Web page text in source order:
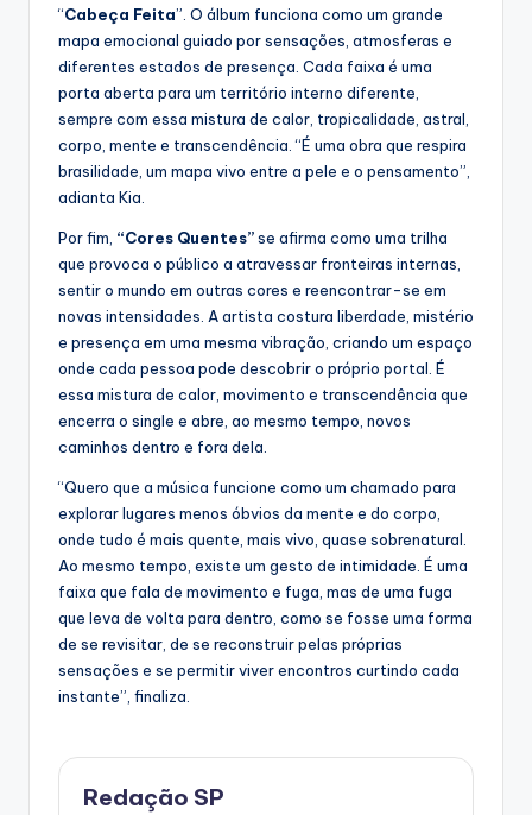
“Cabeça Feita”. O álbum funciona como um grande
mapa emocional guiado por sensações, atmosferas e
diferentes estados de presença. Cada faixa é uma
porta aberta para um território interno diferente,
sempre com essa mistura de calor, tropicalidade, astral,
corpo, mente e transcendência. “É uma obra que respira
brasilidade, um mapa vivo entre a pele e o pensamento”,
adianta Kia.
Por fim, “Cores Quentes”se afirma como uma trilha
que provoca o público a atravessar fronteiras internas,
sentir o mundo em outras cores e reencontrar-se em
novas intensidades. A artista costura liberdade, mistério
e presença em uma mesma vibração, criando um espaço
onde cada pessoa pode descobrir o próprio portal. É
essa mistura de calor, movimento e transcendência que
encerra o single e abre, ao mesmo tempo, novos
caminhos dentro e fora dela.
“Quero que a música funcione como um chamado para
explorar lugares menos óbvios da mente e do corpo,
onde tudo é mais quente, mais vivo, quase sobrenatural.
Ao mesmo tempo, existe um gesto de intimidade. É uma
faixa que fala de movimento e fuga, mas de uma fuga
que leva de volta para dentro, como se fosse uma forma
de se revisitar, de se reconstruir pelas próprias
sensações e se permitir viver encontros curtindo cada
instante”, finaliza.
Redação SP